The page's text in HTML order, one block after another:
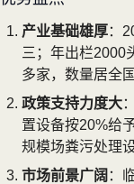
产业基础雄厚：
三；年出栏2000
多家，数量居全
政策支持力度大
置设备按20%给
规模场粪污处理
市场前景广阔 ：